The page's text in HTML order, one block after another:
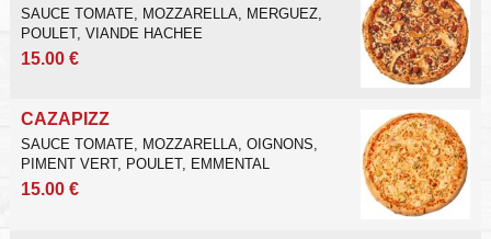
SAUCE TOMATE, MOZZARELLA, MERGUEZ,
POULET, VIANDE HACHEE
15.00 €
CAZAPIZZ
SAUCE TOMATE, MOZZARELLA, OIGNONS,
PIMENT VERT, POULET, EMMENTAL
15.00 €